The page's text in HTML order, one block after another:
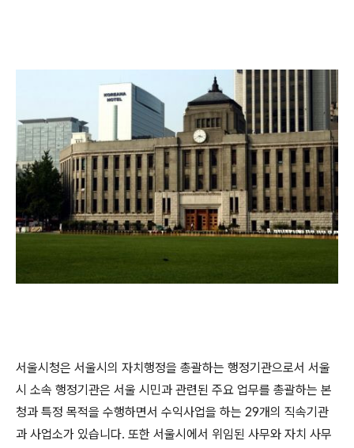
서울시청은 서울시의 자치행정을 총괄하는 행정기관으로서 서울
시 소속 행정기관은 서울 시민과 관련된 주요 업무를 총괄하는 본
청과 특정 목적을 수행하면서 수익사업을 하는 29개의 직속기관
과 사업소가 있습니다. 또한 서울시에서 위임된 사무와 자치 사무